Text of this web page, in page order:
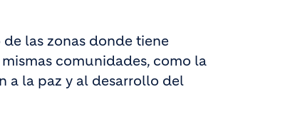
las zonas donde tiene
comunidades, como la
a la paz y al desarrollo del